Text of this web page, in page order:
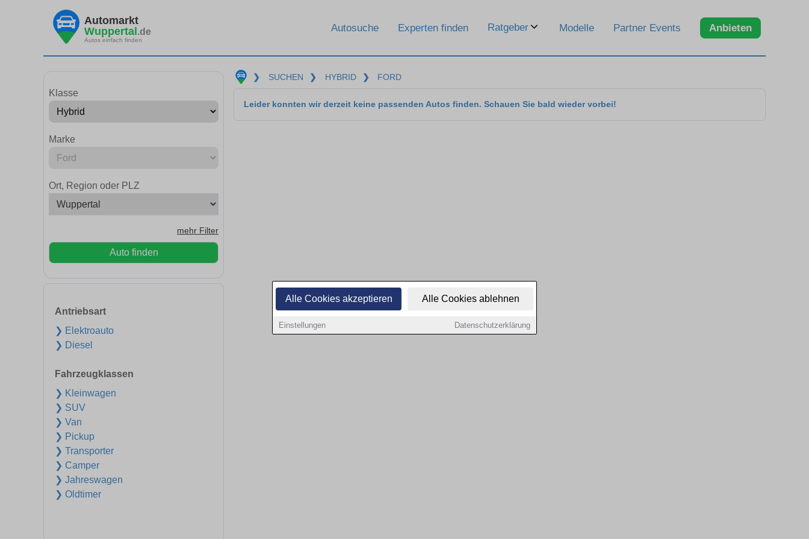
Alle Cookies akzeptieren Alle Cookies ablehnen
Einstellungen Datenschutzerklärung
Automarkt
Wuppertal.de
Autos einfach finden
Autosuche Experten finden Ratgeber Modelle Partner Events Anbieten
Klasse
Marke
Ort, Region oder PLZ
mehr Filter
Auto finden
Antriebsart
❯ Elektroauto
❯ Diesel
Fahrzeugklassen
❯ Kleinwagen
❯ SUV
❯ Van
❯ Pickup
❯ Transporter
❯ Camper
❯ Jahreswagen
❯ Oldtimer
❯ SUCHEN ❯ HYBRID ❯ FORD
Leider konnten wir derzeit keine passenden Autos finden. Schauen Sie bald wieder vorbei!